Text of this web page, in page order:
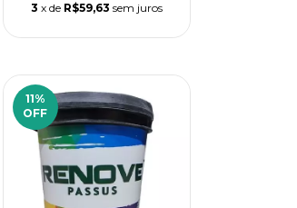
3 x de R$59,63 sem juros
11%
OFF